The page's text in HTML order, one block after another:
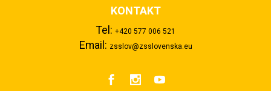
KONTAKT
Tel: +420 577 006 521
Email: zsslov@zsslovenska.eu
  